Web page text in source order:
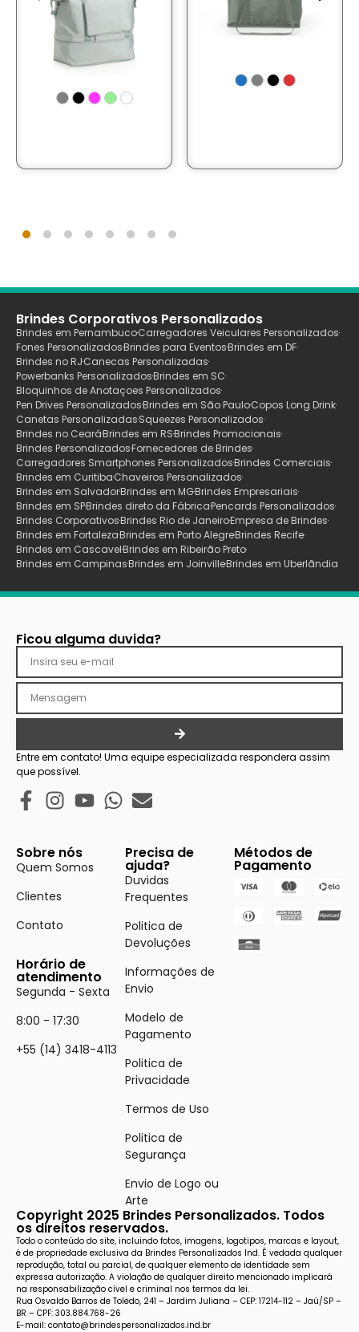
Brindes Corporativos Personalizados
Brindes em PernambucoCarregadores Veiculares Personalizados
Fones PersonalizadosBrindes para EventosBrindes em DF
Brindes no RJCanecas Personalizadas
Powerbanks PersonalizadosBrindes em SC
Bloquinhos de Anotaçoes Personalizados
Pen Drives PersonalizadosBrindes em São PauloCopos Long Drink
Canetas PersonalizadasSqueezes Personalizados
Brindes no CearáBrindes em RSBrindes Promocionais
Brindes PersonalizadosFornecedores de Brindes
Carregadores Smartphones PersonalizadosBrindes Comerciais
Brindes em CuritibaChaveiros Personalizados
Brindes em SalvadorBrindes em MGBrindes Empresariais
Brindes em SPBrindes direto da FábricaPencards Personalizados
Brindes CorporativosBrindes Rio de JaneiroEmpresa de Brindes
Brindes em FortalezaBrindes em Porto AlegreBrindes Recife
Brindes em CascavelBrindes em Ribeirão Preto
Brindes em CampinasBrindes em JoinvilleBrindes em Uberlãndia
Ficou alguma duvida?
Entre em contato! Uma equipe especializada respondera assim
que possível.
Sobre nós
Quem Somos
Clientes
Contato
Horário de
atendimento
Segunda - Sexta
8:00 - 17:30
+55 (14) 3418-4113
Precisa de
ajuda?
Duvidas
Frequentes
Politica de
Devoluções
Informações de
Envio
Modelo de
Pagamento
Politica de
Privacidade
Termos de Uso
Politica de
Segurança
Envio de Logo ou
Arte
Métodos de
Pagamento
Copyright 2025 Brindes Personalizados. Todos
os direitos reservados.
Todo o conteúdo do site, incluindo fotos, imagens, logotipos, marcas e layout,
é de propriedade exclusiva da Brindes Personalizados Ind. É vedada qualquer
reprodução, total ou parcial, de qualquer elemento de identidade sem
expressa autorização. A violação de qualquer direito mencionado implicará
na responsabilização cível e criminal nos termos da lei.
Rua Osvaldo Barros de Toledo, 241 – Jardim Juliana – CEP: 17214-112 – Jaú/SP –
BR – CPF: 303.884.768-26
E-mail: contato@brindespersonalizados.ind.br